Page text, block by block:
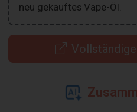
neu gekauftes Vape-Öl.